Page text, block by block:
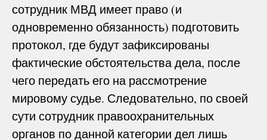
сотрудник МВД имеет право (и
одновременно обязанность) подготовить
протокол, где будут зафиксированы
фактические обстоятельства дела, после
чего передать его на рассмотрение
мировому судье. Следовательно, по своей
сути сотрудник правоохранительных
органов по данной категории дел лишь